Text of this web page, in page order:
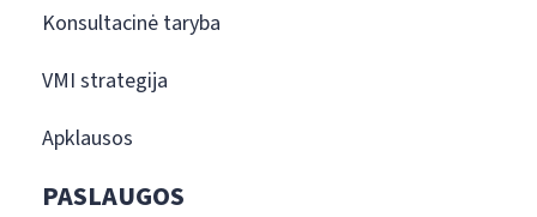
Konsultacinė taryba
VMI strategija
Apklausos
PASLAUGOS